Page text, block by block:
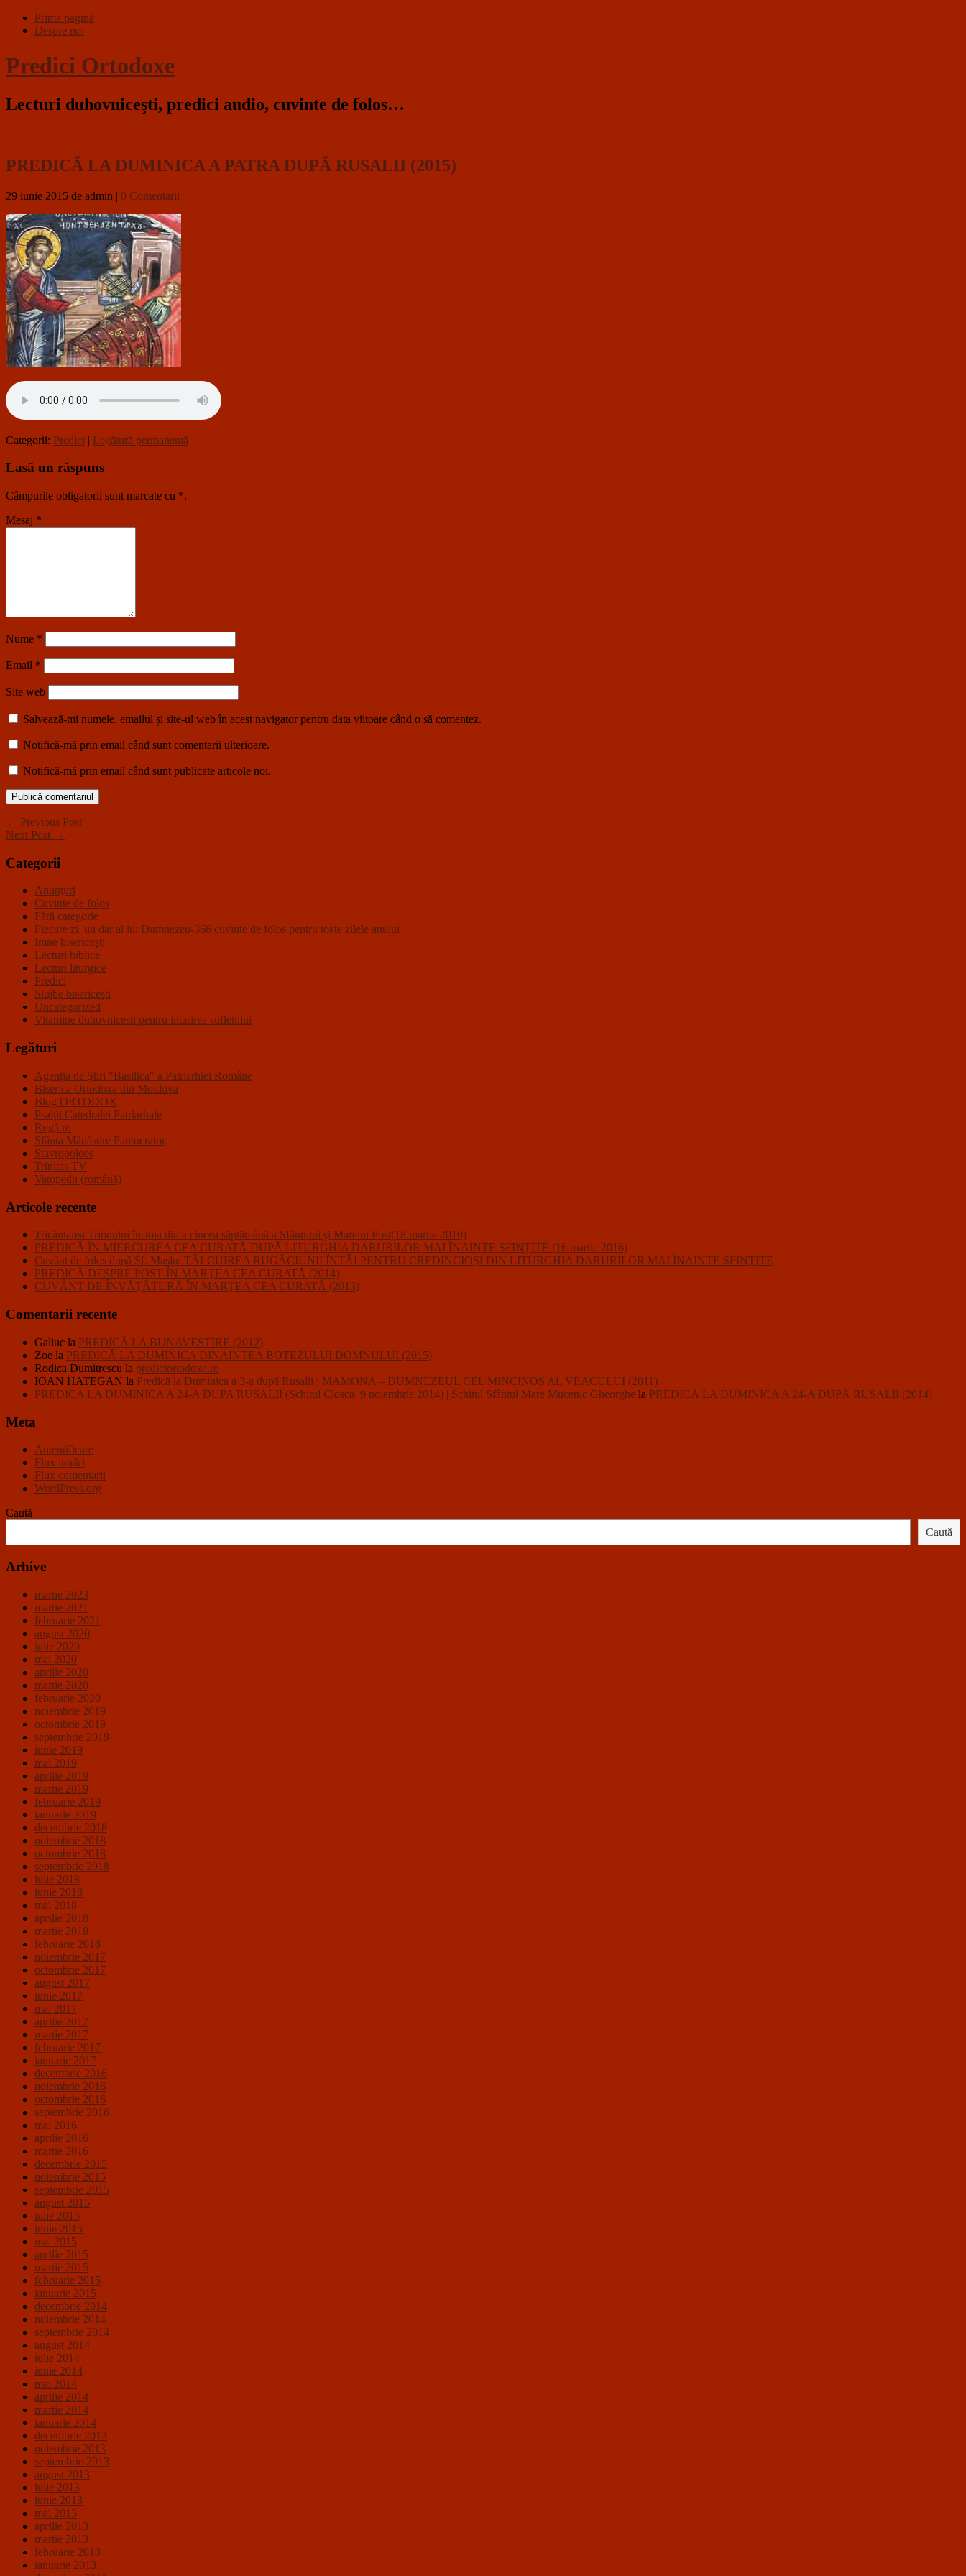
Prima pagină
Despre noi
Predici Ortodoxe
Lecturi duhovniceşti, predici audio, cuvinte de folos…
PREDICĂ LA DUMINICA A PATRA DUPĂ RUSALII (2015)
29 iunie 2015 de admin | 0 Comentarii
Categorii: Predici | Legătură permanentă
Lasă un răspuns
Câmpurile obligatorii sunt marcate cu *.
Mesaj *
Nume *
Email *
Site web
Salvează-mi numele, emailul și site-ul web în acest navigator pentru data viitoare când o să comentez.
Notifică-mă prin email când sunt comentarii ulterioare.
Notifică-mă prin email când sunt publicate articole noi.
← Previous Post
Next Post →
Categorii
Anunţuri
Cuvinte de folos
Fără categorie
Fiecare zi, un dar al lui Dumnezeu-366 cuvinte de folos pentru toate zilele anului
Imne bisericeşti
Lecturi biblice
Lecturi liturgice
Predici
Slujbe bisericeşti
Uncategorized
Vitamine duhovnicesti pentru intarirea sufletului
Legături
Agenţia de Ştiri "Basilica" a Patriarhiei Române
Biserica Ortodoxa din Moldova
Blog ORTODOX
Psalţii Catedralei Patriarhale
Rugă.ro
Sfânta Mănăstire Pantocrator
Stavropoleos
Trinitas TV
Vatopedu (română)
Articole recente
Tricântarea Triodului în Joia din a cincea săptămână a Sfântului şi Marelui Post(18 martie 2010)
PREDICĂ ÎN MIERCUREA CEA CURATĂ DUPĂ LITURGHIA DARURILOR MAI ÎNAINTE SFINŢITE (16 martie 2016)
Cuvânt de folos după Sf. Maslu: TÂLCUIREA RUGĂCIUNII ÎNTÂI PENTRU CREDINCIOŞI DIN LITURGHIA DARURILOR MAI ÎNAINTE SFINŢITE
PREDICĂ DESPRE POST ÎN MARŢEA CEA CURATĂ (2014)
CUVÂNT DE ÎNVĂŢĂTURĂ ÎN MARŢEA CEA CURATĂ (2013)
Comentarii recente
Galiuc la PREDICĂ LA BUNAVESTIRE (2012)
Zoe la PREDICĂ LA DUMINICA DINAINTEA BOTEZULUI DOMNULUI (2015)
Rodica Dumitrescu la prediciortodoxe.ro
IOAN HATEGAN la Predică la Duminica a 3-a după Rusalii : MAMONA – DUMNEZEUL CEL MINCINOS AL VEACULUI (2011)
PREDICA LA DUMINICA A 24-A DUPA RUSALII (Schitul Closca, 9 noiembrie 2014) | Schitul Sfântul Mare Mucenic Gheorghe la PREDICĂ LA DUMINICA A 24-A DUPĂ RUSALII (2014)
Meta
Autentificare
Flux intrări
Flux comentarii
WordPress.org
Caută
Caută
Arhive
martie 2023
martie 2021
februarie 2021
august 2020
iulie 2020
mai 2020
aprilie 2020
martie 2020
februarie 2020
noiembrie 2019
octombrie 2019
septembrie 2019
iunie 2019
mai 2019
aprilie 2019
martie 2019
februarie 2019
ianuarie 2019
decembrie 2018
noiembrie 2018
octombrie 2018
septembrie 2018
iulie 2018
iunie 2018
mai 2018
aprilie 2018
martie 2018
februarie 2018
noiembrie 2017
octombrie 2017
august 2017
iunie 2017
mai 2017
aprilie 2017
martie 2017
februarie 2017
ianuarie 2017
decembrie 2016
noiembrie 2016
octombrie 2016
septembrie 2016
mai 2016
aprilie 2016
martie 2016
decembrie 2015
noiembrie 2015
septembrie 2015
august 2015
iulie 2015
iunie 2015
mai 2015
aprilie 2015
martie 2015
februarie 2015
ianuarie 2015
decembrie 2014
noiembrie 2014
septembrie 2014
august 2014
iulie 2014
iunie 2014
mai 2014
aprilie 2014
martie 2014
ianuarie 2014
decembrie 2013
noiembrie 2013
septembrie 2013
august 2013
iulie 2013
iunie 2013
mai 2013
aprilie 2013
martie 2013
februarie 2013
ianuarie 2013